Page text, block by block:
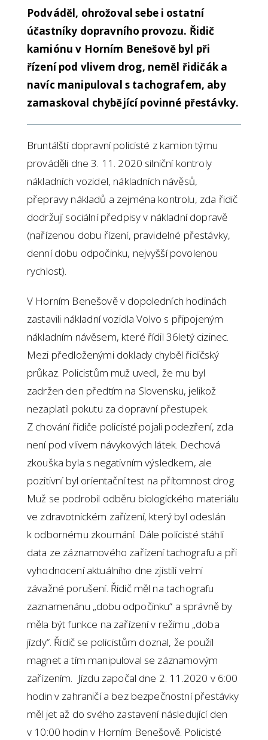
Podváděl, ohrožoval sebe i ostatní
účastníky dopravního provozu. Řidič
kamiónu v Horním Benešově byl při
řízení pod vlivem drog, neměl řidičák a
navíc manipuloval s tachografem, aby
zamaskoval chybějící povinné přestávky.
Bruntálští dopravní policisté z kamion týmu
prováděli dne 3. 11. 2020 silniční kontroly
nákladních vozidel, nákladních návěsů,
přepravy nákladů a zejména kontrolu, zda řidič
dodržují sociální předpisy v nákladní dopravě
(nařízenou dobu řízení, pravidelné přestávky,
denní dobu odpočinku, nejvyšší povolenou
rychlost).
V Horním Benešově v dopoledních hodinách
zastavili nákladní vozidla Volvo s připojeným
nákladním návěsem, které řídil 36letý cizinec.
Mezi předloženými doklady chyběl řidičský
průkaz. Policistům muž uvedl, že mu byl
zadržen den předtím na Slovensku, jelikož
nezaplatil pokutu za dopravní přestupek.
Z chování řidiče policisté pojali podezření, zda
není pod vlivem návykových látek. Dechová
zkouška byla s negativním výsledkem, ale
pozitivní byl orientační test na přítomnost drog.
Muž se podrobil odběru biologického materiálu
ve zdravotnickém zařízení, který byl odeslán
k odbornému zkoumání. Dále policisté stáhli
data ze záznamového zařízení tachografu a při
vyhodnocení aktuálního dne zjistili velmi
závažné porušení. Řidič měl na tachografu
zaznamenánu „dobu odpočinku“ a správně by
měla být funkce na zařízení v režimu „doba
jízdy“. Řidič se policistům doznal, že použil
magnet a tím manipuloval se záznamovým
zařízením. Jízdu započal dne 2. 11.2020 v 6:00
hodin v zahraničí a bez bezpečnostní přestávky
měl jet až do svého zastavení následující den
v 10:00 hodin v Horním Benešově. Policisté